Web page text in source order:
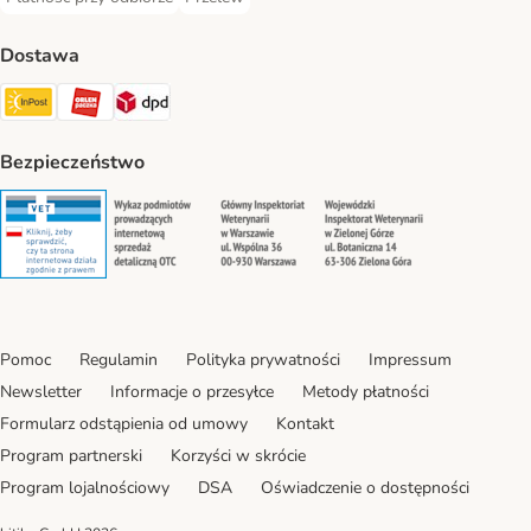
Płatność przy odbiorze Payment Method
Przelew Payment Method
Dostawa
InPost Shipping Method
ORLEN Paczka. Shipping Method
DPD Shipping Method
Bezpieczeństwo
Security Security Security
Pomoc Regulamin Polityka prywatności
Impressum
Newsletter
Informacje o przesyłce
Metody płatności
Formularz odstąpienia od umowy
Kontakt
Program partnerski
Korzyści w skrócie
Program lojalnościowy
DSA Oświadczenie o dostępności